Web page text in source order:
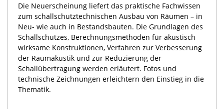
Die Neuerscheinung liefert das praktische Fachwissen
zum schallschutztechnischen Ausbau von Räumen – in
Neu- wie auch in Bestandsbauten. Die Grundlagen des
Schallschutzes, Berechnungsmethoden für akustisch
wirksame Konstruktionen, Verfahren zur Verbesserung
der Raumakustik und zur Reduzierung der
Schallübertragung werden erläutert. Fotos und
technische Zeichnungen erleichtern den Einstieg in die
Thematik.